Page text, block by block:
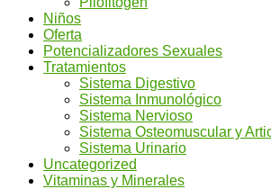
Niños
Oferta
Potencializadores Sexuales
Tratamientos
Sistema Digestivo
Sistema Inmunológico
Sistema Nervioso
Sistema Osteomuscular y
Sistema Urinario
Uncategorized
Vitaminas y Minerales